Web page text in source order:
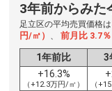
3年前からみた
足立区の平均売買価格は
円/㎡） 、前月比 3.7
1年前比 3
+16.3%
（+12.3万円/㎡） （